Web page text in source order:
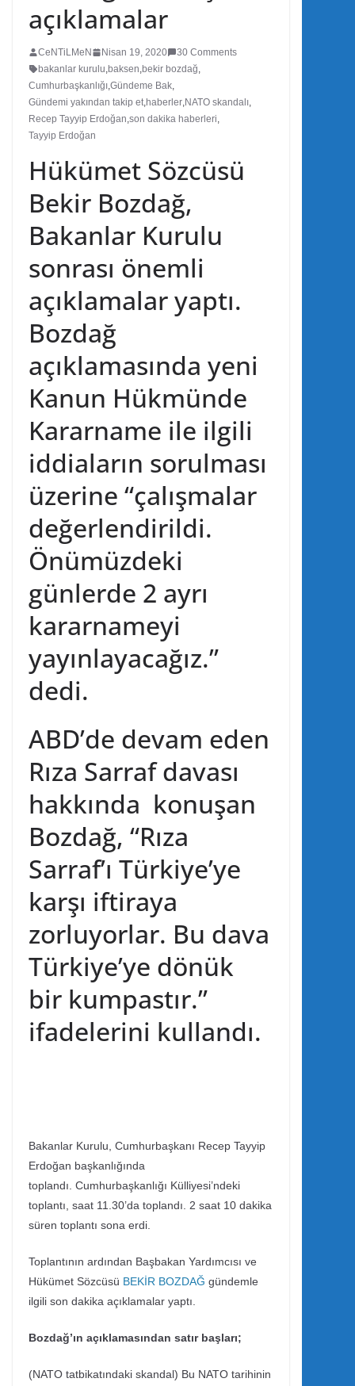
açıklamalar
CeNTiLMeN Nisan 19, 2020
30 Comments
bakanlar kurulu baksen bekir bozdağ
Cumhurbaşkanlığı Gündeme Bak
Gündemi yakından takip et haberler NATO skandalı
Recep Tayyip Erdoğan son dakika haberleri
Tayyip Erdoğan
Hükümet Sözcüsü
Bekir Bozdağ,
Bakanlar Kurulu
sonrası önemli
açıklamalar yaptı.
Bozdağ
açıklamasında yeni
Kanun Hükmünde
Kararname ile ilgili
iddiaların sorulması
üzerine “çalışmalar
değerlendirildi.
Önümüzdeki
günlerde 2 ayrı
kararnameyi
yayınlayacağız.”
dedi.
ABD’de devam eden
Rıza Sarraf davası
hakkında konuşan
Bozdağ, “Rıza
Sarraf’ı Türkiye’ye
karşı iftiraya
zorluyorlar. Bu dava
Türkiye’ye dönük
bir kumpastır.”
ifadelerini kullandı.
Bakanlar Kurulu, Cumhurbaşkanı Recep Tayyip
Erdoğan başkanlığında
toplandı. Cumhurbaşkanlığı Külliyesi’ndeki
toplantı, saat 11.30’da toplandı. 2 saat 10 dakika
süren toplantı sona erdi.
Toplantının ardından Başbakan Yardımcısı ve
Hükümet Sözcüsü BEKİR BOZDAĞ gündemle
ilgili son dakika açıklamalar yaptı.
Bozdağ’ın açıklamasından satır başları;
(NATO tatbikatındaki skandal) Bu NATO tarihinin